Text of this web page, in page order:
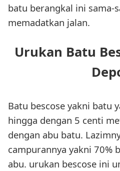
batu berangkal ini sama-
memadatkan jalan.
Urukan Batu
Batu bescose yakni batu
hingga dengan 5 centi
dengan abu batu.
campurannya yakni 70%
abu. urukan bescose ini